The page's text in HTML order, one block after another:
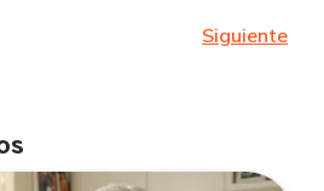
Siguiente